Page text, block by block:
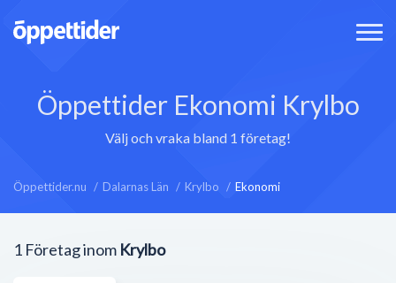
Öppettider Ekonomi Krylbo
Välj och vraka bland 1 företag!
Öppettider.nu Dalarnas Län Krylbo Ekonomi
1 Företag inom Krylbo